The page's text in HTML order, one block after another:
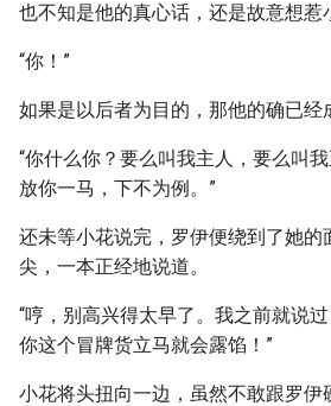
也不知是他的真心话，还是故意想惹
“你！”
如果是以后者为目的，那他的确已经
“你什么你？要么叫我主人，要么叫
放你一马，下不为例。”
还未等小花说完，罗伊便绕到了她的
尖，一本正经地说道。
“哼，别高兴得太早了。我之前就说
你这个冒牌货立马就会露馅！”
小花将头扭向一边，虽然不敢跟罗伊